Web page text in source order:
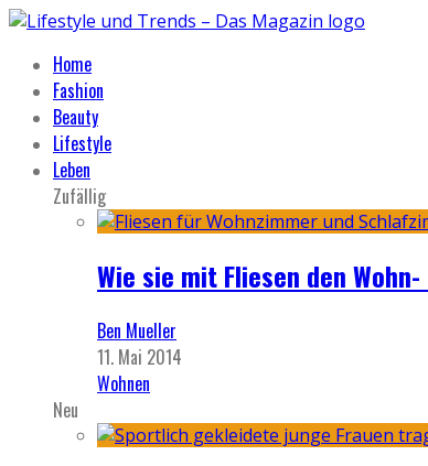
Home
Fashion
Beauty
Lifestyle
Leben
Zufällig
Wie sie mit Fliesen den
Ben Mueller
11. Mai 2014
Wohnen
Neu